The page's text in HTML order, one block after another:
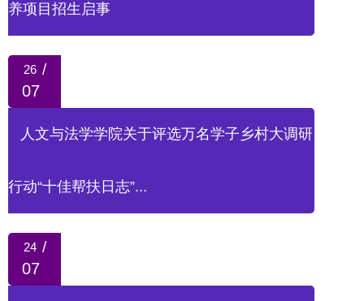
养项目招生启事
26 /
07
人文与法学学院关于评选万名学子乡村大调研
行动“十佳帮扶日志”...
24 /
07